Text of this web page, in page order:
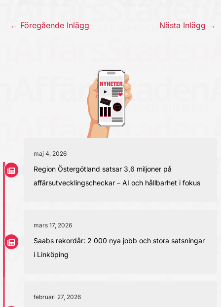
← Föregående Inlägg Nästa Inlägg →
maj 4, 2026
Region Östergötland satsar 3,6 miljoner på
affärsutvecklingscheckar – AI och hållbarhet i fokus
mars 17, 2026
Saabs rekordår: 2 000 nya jobb och stora satsningar
i Linköping
februari 27, 2026